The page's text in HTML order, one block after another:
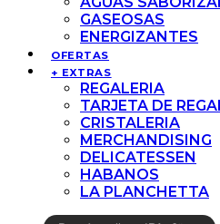
GASEOSAS
ENERGIZANTES
OFERTAS
+ EXTRAS
REGALERIA
TARJETA DE
CRISTALERIA
MERCHANDISING
DELICATESSEN
HABANOS
LA PLANCHETTA